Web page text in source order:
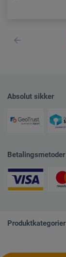
Absolut sikker
Betalingsmetoder
Produktkategorier